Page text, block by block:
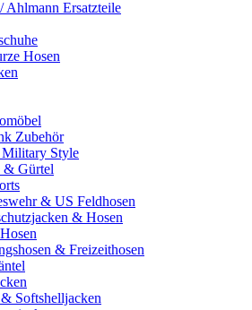
Ahlmann Ersatzteile
Hosen
Zubehör
Style
& Gürtel
& US Feldhosen
& Hosen
& Freizeithosen
Softshelljacken